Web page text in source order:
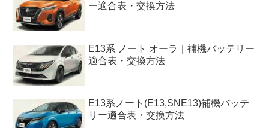
ー適合表・交換方法
E13系 ノート オーラ｜補機バッテリー
適合表・交換方法
E13系ノート(E13,SNE13)補機バッテ
リー適合表・交換方法